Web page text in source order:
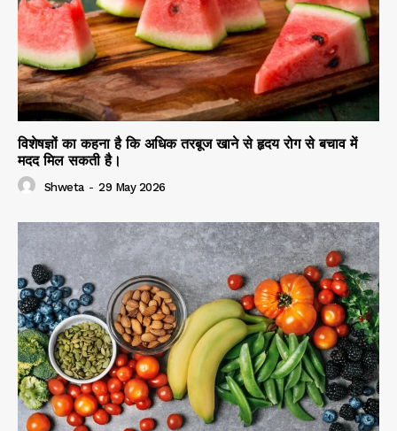
विशेषज्ञों का कहना है कि अधिक तरबूज खाने से हृदय रोग से बचाव में
मदद मिल सकती है।
Shweta - 29 May 2026